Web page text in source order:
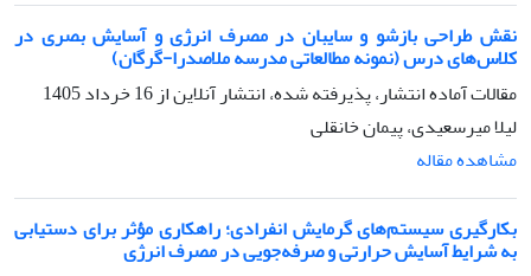
نقش طراحی بازشو و سایبان در مصرف انرژی و آسایش بصری در
کلاس‌های درس (نمونه مطالعاتی مدرسه ملاصدرا-گرگان)
مقالات آماده انتشار، پذیرفته شده، انتشار آنلاین از 16 خرداد 1405
لیلا میرسعیدی، پیمان خانقلی
مشاهده مقاله
بکارگیری سیستم‌های گرمایش انفرادی؛ راهکاری مؤثر برای دستیابی
به شرایط آسایش حرارتی و صرفه‌جویی در مصرف انرژی